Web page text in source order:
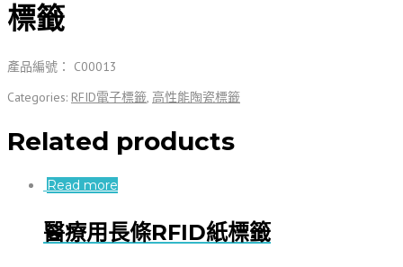
標籤
產品編號： C00013
Categories: RFID電子標籤, 高性能陶瓷標籤
Related products
Read more
醫療用長條RFID紙標籤